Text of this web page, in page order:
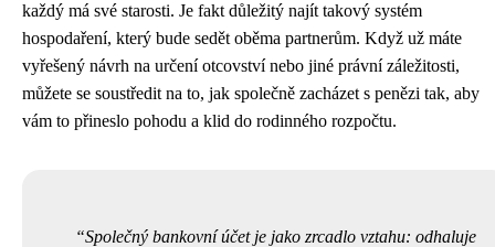
každý má své starosti. Je fakt důležitý najít takový systém
hospodaření, který bude sedět oběma partnerům. Když už máte
vyřešený návrh na určení otcovství nebo jiné právní záležitosti,
můžete se soustředit na to, jak společně zacházet s penězi tak, aby
vám to přineslo pohodu a klid do rodinného rozpočtu.
Společný bankovní účet je jako zrcadlo vztahu: odhaluje